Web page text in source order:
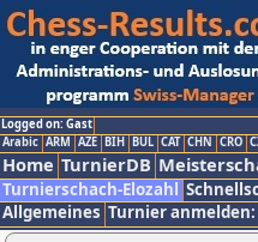
Logged on: Gast
Arabic ARM AZE BIH BUL CAT CHN CRO
Home TurnierDB
Turnierschach-Elozahl
Allgemeines Turnier anmelden: